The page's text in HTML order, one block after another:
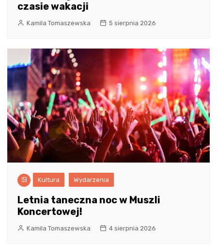
czasie wakacji
Kamila Tomaszewska 5 sierpnia 2026
Kultura Wydarzenia
Letnia taneczna noc w Muszli
Koncertowej!
Kamila Tomaszewska 4 sierpnia 2026